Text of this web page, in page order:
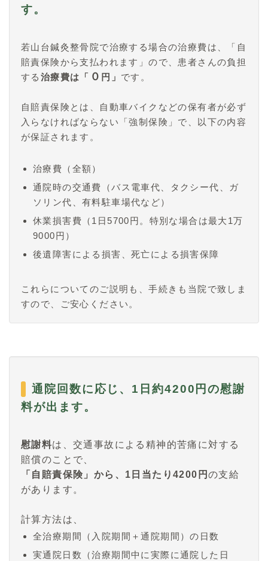
す。
若山台鍼灸整骨院で治療する場合の治療費は、「自
賠責保険から支払われます」ので、患者さんの負担
する 治療費は「 ０ 円」 です。
自賠責保険とは、自動車バイクなどの保有者が必ず
入らなければならない「強制保険」で、以下の内容
が保証されます。
治療費（全額）
通院時の交通費（バス電車代、タクシー代、ガ
ソリン代、有料駐車場代など）
休業損害費（1日5700円。特別な場合は最大1万
9000円）
後遺障害による損害、死亡による損害保障
これらについてのご説明も、手続きも当院で致しま
すので、ご安心ください。
通院回数に応じ、1日約4200円の慰謝
料が出ます。
慰謝料は、交通事故による精神的苦痛に対する
賠償のことで、
「自賠責保険」から、1日当たり4200円 の支給
があります。
計算方法は、
全治療期間（入院期間＋通院期間）の日数
実通院日数（治療期間中に実際に通院した日